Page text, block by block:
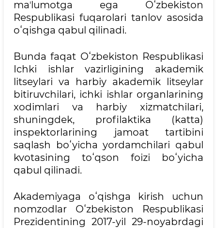
maʼlumotga ega Oʻzbekiston
Respublikasi fuqarolari tanlov asosida
oʻqishga qabul qilinadi.
Bunda faqat Oʻzbekiston Respublikasi
Ichki ishlar vazirligining akademik
litseylari va harbiy akademik litseylar
bitiruvchilari, ichki ishlar organlarining
xodimlari va harbiy xizmatchilari,
shuningdek, profilaktika (katta)
inspektorlarining jamoat tartibini
saqlash boʻyicha yordamchilari qabul
kvotasining toʻqson foizi boʻyicha
qabul qilinadi.
Akademiyaga oʻqishga kirish uchun
nomzodlar Oʻzbekiston Respublikasi
Prezidentining 2017-yil 29-noyabrdagi